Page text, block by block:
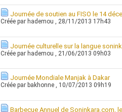
Journée de soutien au FISO le 14
Créée par hademou , 28/11/2013 17h43
Journée culturelle sur la langue
Créée par hademou , 21/06/2013 09h03
Journée Mondiale Manjak à Dakar
Créée par bakhonne , 10/07/2013 09h19
Barbecue Annuel de Soninkara.com,